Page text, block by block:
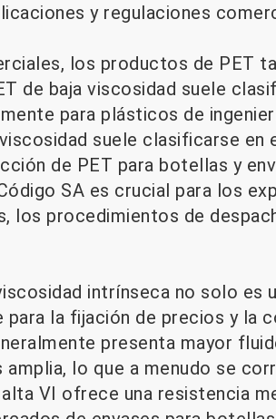
y regulaciones
los productos de PET
de baja viscosidad suele
para plásticos de
suele clasificarse en
de PET para botellas y
SA es crucial para los
los procedimientos de
intrínseca no solo es
la fijación de precios y la
presenta mayor
lo que a menudo se
VI ofrece una resistencia